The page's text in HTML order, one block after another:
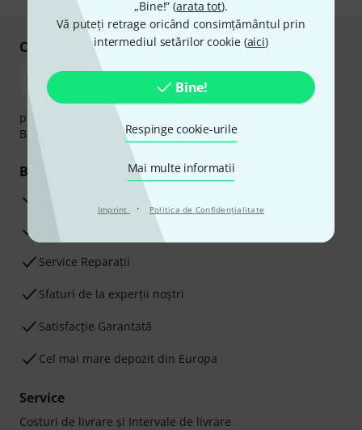
„Bine!” (arata tot).
Vă puteți retrage oricând consimțământul prin
intermediul setărilor cookie (aici)
Bine!
Respinge cookie-urile
Mai multe informatii
Imprint · Politica de Confidenţialitate
Cumpărați și plătiți în siguranță
plata se poate efectua în siguranță cu Ramburs, Transfer
Bancar sau Card de credit.
Beneficiile tale
3 Ani Garanție Thomann
Garanţia returnării banilor în 30 de zile
Service Reparații
Sfaturi de la experții noștri
Satisfacție Garantată
Cel mai mare depozit din Europa
Service
Costuri de livrare şi Intervale de livrare